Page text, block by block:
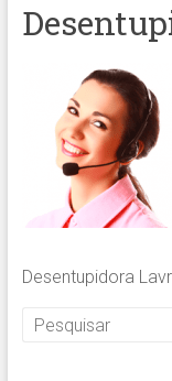
Desentupidora